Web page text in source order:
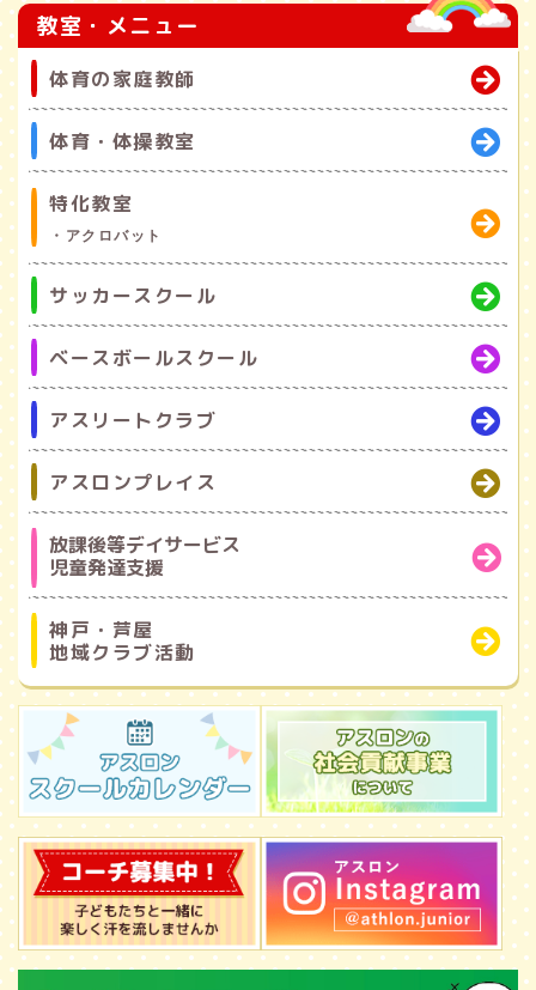
教室・メニュー
体育の家庭教師
体育・体操教室
特化教室
・アクロバット
サッカースクール
ベースボールスクール
アスリートクラブ
アスロンプレイス
放課後等デイサービス
児童発達支援
神戸・芦屋
地域クラブ活動